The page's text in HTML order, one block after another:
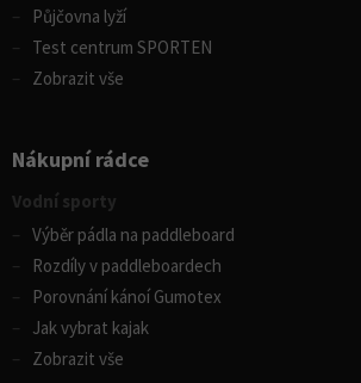
Půjčovna lyží
Test centrum SPORTEN
Zobrazit vše
Nákupní rádce
Vodní sporty
Výběr pádla na paddleboard
Rozdíly v paddleboardech
Porovnání kánoí Gumotex
Jak vybrat kajak
Zobrazit vše